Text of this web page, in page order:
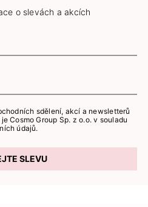
o slevách a akcích
sdělení, akcí a newsletterů
Cosmo Group Sp. z o.o. v souladu
údajů.
SLEVU